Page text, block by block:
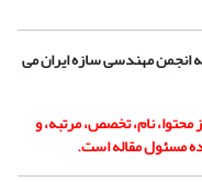
انجمن مهندسی سازه ایران می
نام، تخصص، مرتبه، و
مسئول مقاله است.